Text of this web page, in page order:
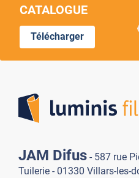
CATALOGUE
Télécharger
JAM Difus - 587 rue
Tuilerie - 01330 Villars-les-